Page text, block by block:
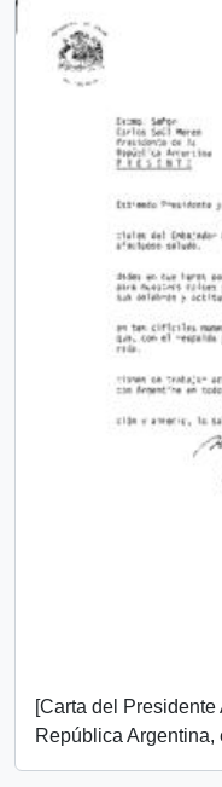
[Carta del
República